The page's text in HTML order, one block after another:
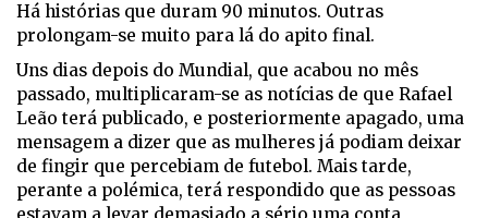
Há histórias que duram 90 minutos. Outras
prolongam-se muito para lá do apito final.
Uns dias depois do Mundial, que acabou no mês
passado, multiplicaram-se as notícias de que Rafael
Leão terá publicado, e posteriormente apagado, uma
mensagem a dizer que as mulheres já podiam deixar
de fingir que percebiam de futebol. Mais tarde,
perante a polémica, terá respondido que as pessoas